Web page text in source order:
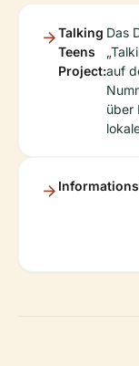
Talking
Teens
Project:
Das
auf
über